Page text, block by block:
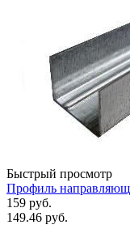
Быстрый просмотр
Профиль
159 руб.
149.46 руб.